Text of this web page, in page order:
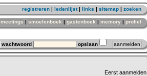
registreren | ledenlijst| links | sitemap | zoeken
meetings | smoelenboek | gastenboek | memory | profiel
wachtwoord opslaan
Eerst aanmelden